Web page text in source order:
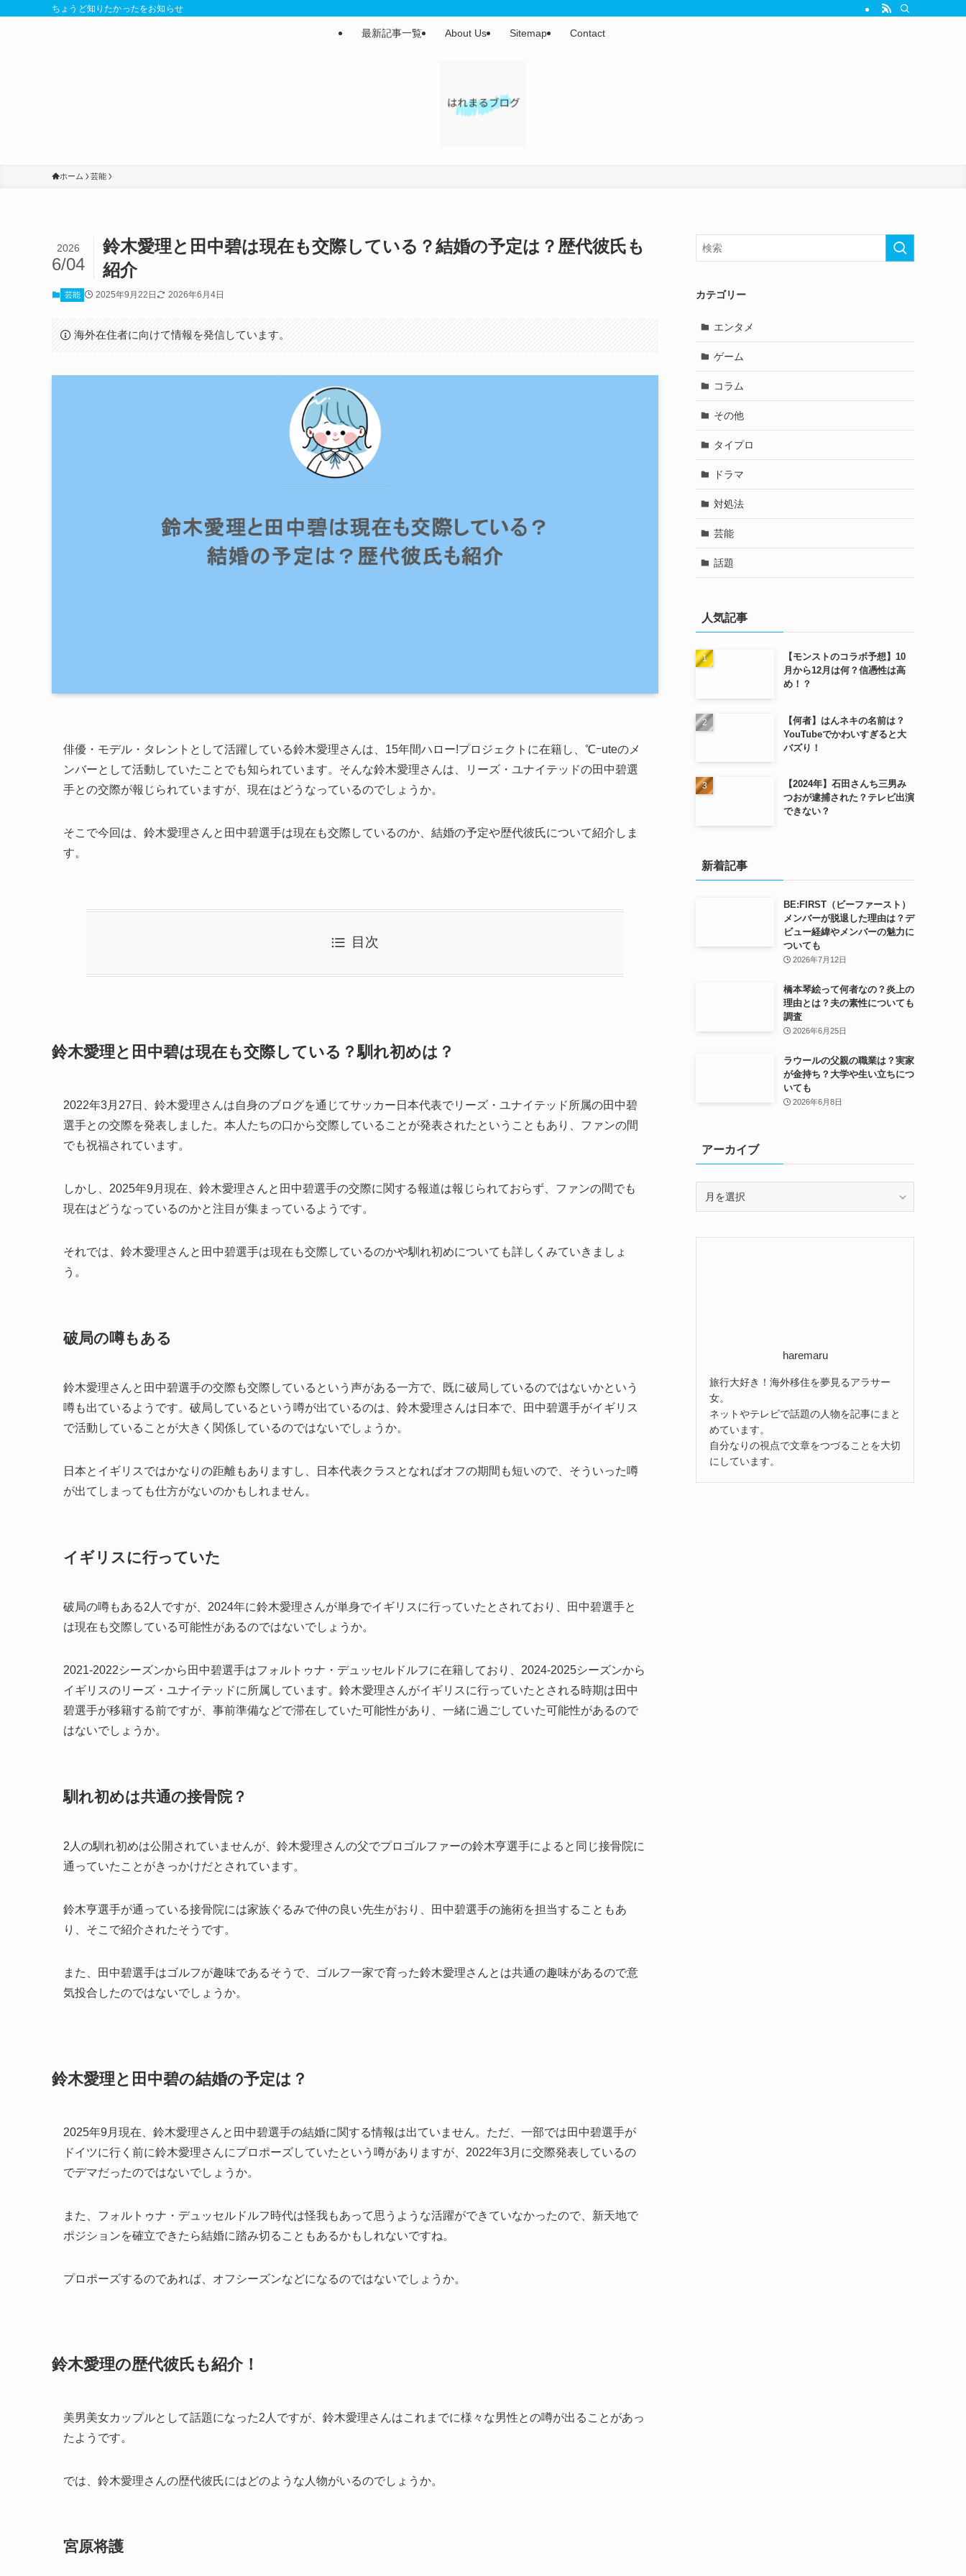
ちょうど知りたかったをお知らせ
最新記事一覧 About Us Sitemap Contact
ホーム 芸能
鈴木愛理と田中碧は現在も交際している？結婚の予定は？歴代彼氏も
紹介
2026
6/04
芸能 2025年9月22日 2026年6月4日
海外在住者に向けて情報を発信しています。
俳優・モデル・タレントとして活躍している鈴木愛理さんは、15年間ハロー!プロジェクトに在籍し、℃ｰuteのメ
ンバーとして活動していたことでも知られています。そんな鈴木愛理さんは、リーズ・ユナイテッドの田中碧選
手との交際が報じられていますが、現在はどうなっているのでしょうか。
そこで今回は、鈴木愛理さんと田中碧選手は現在も交際しているのか、結婚の予定や歴代彼氏について紹介しま
す。
目次
鈴木愛理と田中碧は現在も交際している？馴れ初めは？
2022年3月27日、鈴木愛理さんは自身のブログを通じてサッカー日本代表でリーズ・ユナイテッド所属の田中碧
選手との交際を発表しました。本人たちの口から交際していることが発表されたということもあり、ファンの間
でも祝福されています。
しかし、2025年9月現在、鈴木愛理さんと田中碧選手の交際に関する報道は報じられておらず、ファンの間でも
現在はどうなっているのかと注目が集まっているようです。
それでは、鈴木愛理さんと田中碧選手は現在も交際しているのかや馴れ初めについても詳しくみていきましょ
う。
破局の噂もある
鈴木愛理さんと田中碧選手の交際も交際しているという声がある一方で、既に破局しているのではないかという
噂も出ているようです。破局しているという噂が出ているのは、鈴木愛理さんは日本で、田中碧選手がイギリス
で活動していることが大きく関係しているのではないでしょうか。
日本とイギリスではかなりの距離もありますし、日本代表クラスとなればオフの期間も短いので、そういった噂
が出てしまっても仕方がないのかもしれません。
イギリスに行っていた
破局の噂もある2人ですが、2024年に鈴木愛理さんが単身でイギリスに行っていたとされており、田中碧選手と
は現在も交際している可能性があるのではないでしょうか。
2021-2022シーズンから田中碧選手はフォルトゥナ・デュッセルドルフに在籍しており、2024-2025シーズンから
イギリスのリーズ・ユナイテッドに所属しています。鈴木愛理さんがイギリスに行っていたとされる時期は田中
碧選手が移籍する前ですが、事前準備などで滞在していた可能性があり、一緒に過ごしていた可能性があるので
はないでしょうか。
馴れ初めは共通の接骨院？
2人の馴れ初めは公開されていませんが、鈴木愛理さんの父でプロゴルファーの鈴木亨選手によると同じ接骨院に
通っていたことがきっかけだとされています。
鈴木亨選手が通っている接骨院には家族ぐるみで仲の良い先生がおり、田中碧選手の施術を担当することもあ
り、そこで紹介されたそうです。
また、田中碧選手はゴルフが趣味であるそうで、ゴルフ一家で育った鈴木愛理さんとは共通の趣味があるので意
気投合したのではないでしょうか。
鈴木愛理と田中碧の結婚の予定は？
2025年9月現在、鈴木愛理さんと田中碧選手の結婚に関する情報は出ていません。ただ、一部では田中碧選手が
ドイツに行く前に鈴木愛理さんにプロポーズしていたという噂がありますが、2022年3月に交際発表しているの
でデマだったのではないでしょうか。
また、フォルトゥナ・デュッセルドルフ時代は怪我もあって思うような活躍ができていなかったので、新天地で
ポジションを確立できたら結婚に踏み切ることもあるかもしれないですね。
プロポーズするのであれば、オフシーズンなどになるのではないでしょうか。
鈴木愛理の歴代彼氏も紹介！
美男美女カップルとして話題になった2人ですが、鈴木愛理さんはこれまでに様々な男性との噂が出ることがあっ
たようです。
では、鈴木愛理さんの歴代彼氏にはどのような人物がいるのでしょうか。
宮原将護
カテゴリー
エンタメ
ゲーム
コラム
その他
タイプロ
ドラマ
対処法
芸能
話題
人気記事
【モンストのコラボ予想】10
月から12月は何？信憑性は高
め！？
【何者】はんネキの名前は？
YouTubeでかわいすぎると大
バズり！
【2024年】石田さんち三男み
つおが逮捕された？テレビ出演
できない？
新着記事
BE:FIRST（ビーファースト）
メンバーが脱退した理由は？デ
ビュー経緯やメンバーの魅力に
ついても
2026年7月12日
橋本琴絵って何者なの？炎上の
理由とは？夫の素性についても
調査
2026年6月25日
ラウールの父親の職業は？実家
が金持ち？大学や生い立ちにつ
いても
2026年6月8日
アーカイブ
イ
haremaru
旅行大好き！海外移住を夢見るアラサー
女。
ネットやテレビで話題の人物を記事にまと
めています。
自分なりの視点で文章をつづることを大切
にしています。